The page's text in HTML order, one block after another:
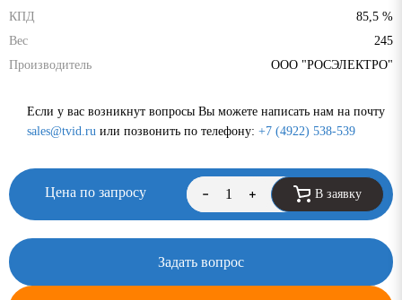
КПД
85,5 %
Вес
245
Производитель
ООО "РОСЭЛЕКТРО"
Если у вас возникнут вопросы Вы можете написать нам на почту
sales@tvid.ru или позвонить по телефону: +7 (4922) 538-539
Цена по запросу В заявку
Задать вопрос